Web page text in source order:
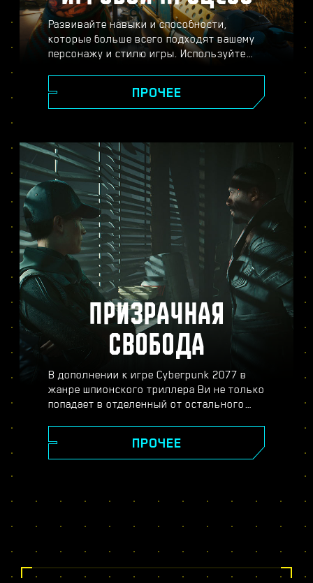
Развивайте навыки и способности,
которые больше всего подходят вашему
персонажу и стилю игры. Используйте
улучшайте своё тело с помощью
имплантов — всё ради того, чтобы стать
перестрелки, расправляйтесь с
противниками издалека или
прокрадывайтесь мимо охраны, чтобы
достичь своей цели.
ПРОЧЕЕ
ПРИЗРАЧНАЯ
СВОБОДА
В дополнении к игре Cyberpunk 2077 в
жанре шпионского триллера Ви не только
попадает в отделенный от остального
профессионального шпионажа. Станьте
секретным агентом и распутайте плотный
много другое.
ПРОЧЕЕ